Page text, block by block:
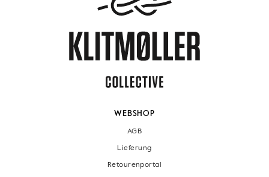
WEBSHOP
AGB
Lieferung
Retourenportal